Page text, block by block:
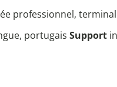
professionnel,
portugais Support